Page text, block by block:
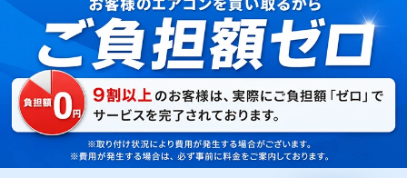
050-5482-9461
受付：24時間年中無休（通話料無料）
LINEやメールでカンタン依頼
メールで回収依頼 LINEで回収依頼